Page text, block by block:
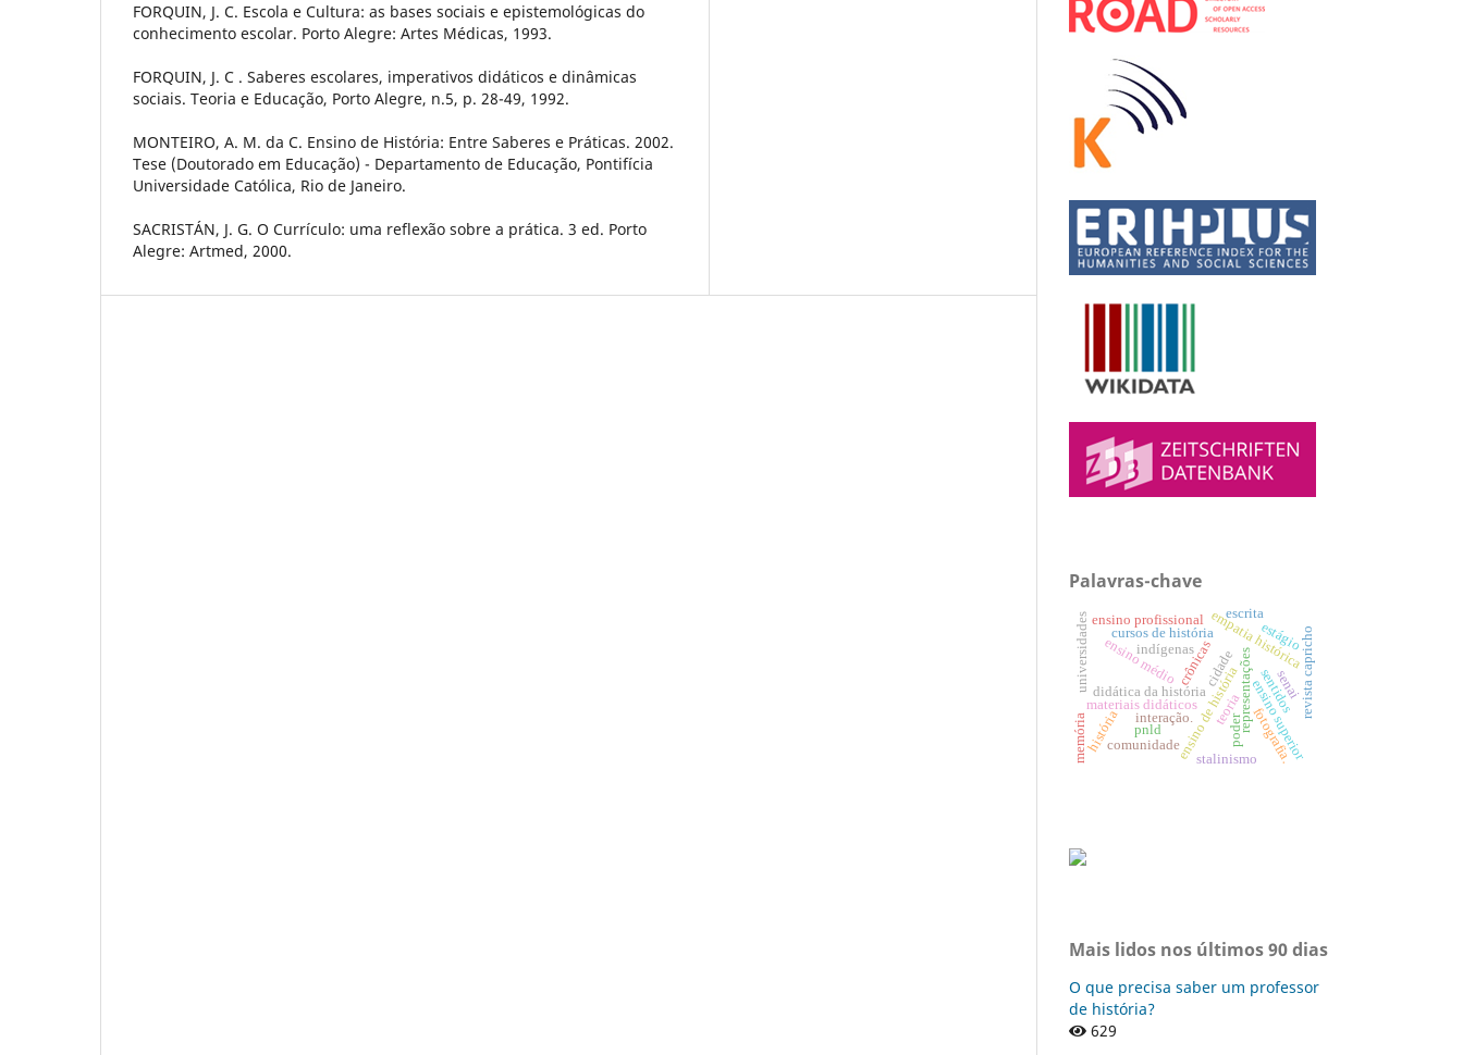
FORQUIN, J. C. Escola e Cultura: as bases sociais e epistemológicas do
conhecimento escolar. Porto Alegre: Artes Médicas, 1993.
FORQUIN, J. C . Saberes escolares, imperativos didáticos e dinâmicas
sociais. Teoria e Educação, Porto Alegre, n.5, p. 28-49, 1992.
MONTEIRO, A. M. da C. Ensino de História: Entre Saberes e Práticas. 2002.
Tese (Doutorado em Educação) - Departamento de Educação, Pontifícia
Universidade Católica, Rio de Janeiro.
SACRISTÁN, J. G. O Currículo: uma reflexão sobre a prática. 3 ed. Porto
Alegre: Artmed, 2000.
Palavras-chave
ensino de história
didática da história representações
crônicas
indígenas
materiais didáticos
empatia histórica
cursos de história
ensino superior
universidades revista capricho
sentidos
interação.
pnld
estágio
ensino médio
escrita
comunidade
cidade
fotografia.
história teoria
poder
memória stalinismo
senai
ensino profissional
Mais lidos nos últimos 90 dias
O que precisa saber um professor
de história?
629